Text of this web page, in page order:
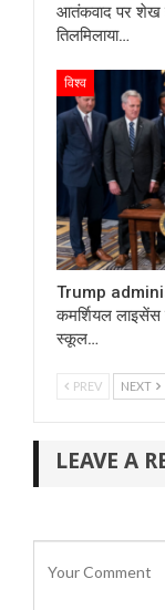
आतंकवाद पर शेख
तिलमिलाया…
विश्व
Trump
कमर्शियल लाइसेंस
स्कूल…
PREV NEXT
LEAVE A